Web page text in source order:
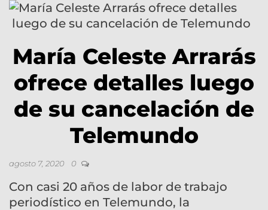
María Celeste Arrarás
ofrece detalles luego
de su cancelación de
Telemundo
agosto 7, 2020 0
Con casi 20 años de labor de trabajo
periodístico en Telemundo, la